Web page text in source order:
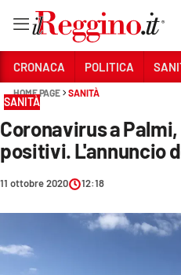
Sezioni
CRONACA
SOCIETÀ
CRONACA POLITICA
HOME PAGE SANITÀ
SANITÀ
Coronavirus a
positivi. L'annuncio
11 ottobre 2020 12:18